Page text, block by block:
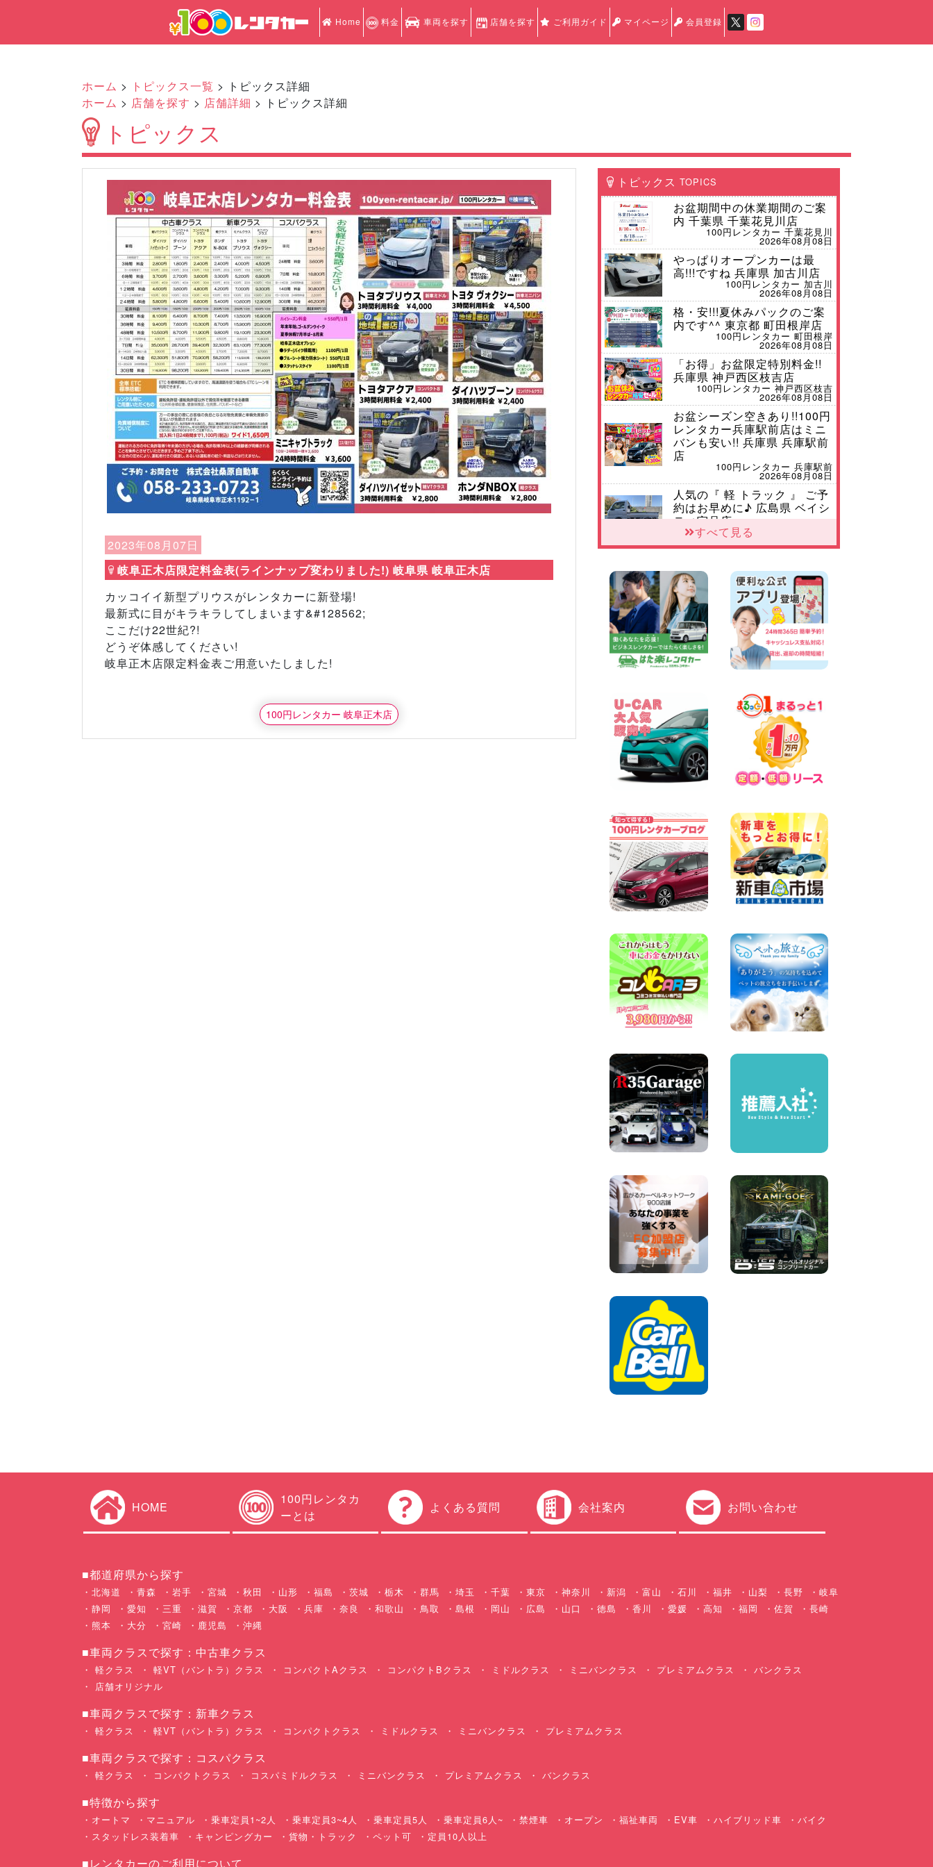
Home 料金 車両を探す 店舗を探す ご利用ガイド マイページ 会員登録
ホーム > トピックス一覧 > トピックス詳細
ホーム > 店舗を探す > 店舗詳細 > トピックス詳細
トピックス
Previous Next
2023年08月07日
岐阜正木店限定料金表(ラインナップ変わりました!) 岐阜県 岐阜正木店
カッコイイ新型プリウスがレンタカーに新登場!
最新式に目がキラキラしてしまいます&#128562;
ここだけ22世紀?!
どうぞ体感してください!
岐阜正木店限定料金表ご用意いたしました!
100円レンタカー 岐阜正木店
トピックス TOPICS
お盆期間中の休業期間のご案
内 千葉県 千葉花見川店
100円レンタカー 千葉花見川
2026年08月08日
やっぱりオープンカーは最
高!!!ですね 兵庫県 加古川店
100円レンタカー 加古川
2026年08月08日
格・安!!!夏休みパックのご案
内です^^ 東京都 町田根岸店
100円レンタカー 町田根岸
2026年08月08日
「お得」お盆限定特別料金!!
兵庫県 神戸西区枝吉店
100円レンタカー 神戸西区枝吉
2026年08月08日
お盆シーズン空きあり!!100円
レンタカー兵庫駅前店はミニ
バンも安い!! 兵庫県 兵庫駅前
店
100円レンタカー 兵庫駅前
2026年08月08日
人気の『 軽 トラック 』 ご予
約はお早めに♪ 広島県 ベイシ
ティ宇品店
100円レンタカー ベイシティ宇品
日市インター店
100円レンタカー 四日市インター
2026年08月08日
横浜弥生台店限定!!夏季特別
キャンペーンのお知らせ!! 神
奈川県 横浜弥生台店
100円レンタカー 横浜弥生台
2026年08月08日
絡 愛知県 三河安城店
100円レンタカー 三河安城
2026年08月08日
☆ お盆特別乗り放題プラン
☆ 埼玉県 杉戸店
100円レンタカー 杉戸
2026年08月07日
佐渡でのドライブは安全第一!
100円レンタカー 佐渡空港
2026年08月07日
楽しい佐渡旅行を守るために!
安全運転のお願い 新潟県 両
津店
100円レンタカー 両津
2026年08月07日
日産セレナが新入荷!!中川か
100円レンタカー 中川かの里
2026年08月07日
☆ 夏休みクーポン登場!最大
9,500円おトク! ☆ 鳥取県 鳥
取青谷店
100円レンタカー 鳥取青谷
2026年08月07日
人気のハイエース!! 大阪府 寝
100円レンタカー 寝屋川太間東町
2026年08月07日
夏季休暇のお知らせ 東京都
墨田両国店
100円レンタカー 墨田両国
2026年08月07日
夏季休暇のお知らせ 東京都
墨田文花店
お盆も休まず営業します! 神
奈川県 横浜旭南本宿町店
100円レンタカー 横浜旭南本宿町
2026年08月07日
お引越しに便利で最適!(禁煙
車両) 香川県 坂出川津店
100円レンタカー 坂出川津
2026年08月07日
2台になりました!】 岐阜県 各
務原那加店
すべて見る
HOME
100円レンタカ
ーとは
よくある質問 会社案内 お問い合わせ
■都道府県から探す
北海道 青森 岩手 宮城 秋田 山形 福島 茨城 栃木 群馬 埼玉 千葉 東京 神奈川 新潟 富山 石川 福井 山梨 長野
岐阜
静岡
愛知 三重 滋賀 京都 大阪 兵庫 奈良 和歌山 鳥取 島根 岡山 広島 山口 徳島 香川 愛媛 高知 福岡 佐賀
長崎
熊本
大分 宮崎 鹿児島 沖縄
■車両クラスで探す：中古車クラス
軽クラス 軽VT（バントラ）クラス コンパクトAクラス コンパクトBクラス ミドルクラス ミニバンクラス プレミアムクラス
バンクラス
店舗オリジナル
■車両クラスで探す：新車クラス
軽クラス 軽VT（バントラ）クラス コンパクトクラス ミドルクラス ミニバンクラス プレミアムクラス
■車両クラスで探す：コスパクラス
軽クラス コンパクトクラス コスパミドルクラス ミニバンクラス プレミアムクラス バンクラス
■特徴から探す
オートマ マニュアル 乗車定員1~2人 乗車定員3~4人 乗車定員5人 乗車定員6人~ 禁煙車 オープン 福祉車両 EV車 ハイブリッド車
バイク
スタッドレス装着車
キャンピングカー 貨物・トラック ペット可 定員10人以上
■レンタカーのご利用について